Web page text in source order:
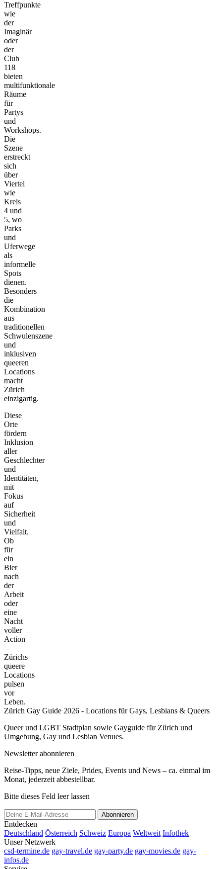
Treffpunkte
wie
der
Imaginär
oder
der
Club
118
bieten
multifunktionale
Räume
für
Partys
und
Workshops.
Die
Szene
erstreckt
sich
über
Viertel
wie
Kreis
4 und
5, wo
Parks
und
Uferwege
als
informelle
Spots
dienen.
Besonders
die
Kombination
aus
traditionellen
Schwulenszene
und
inklusiven
queeren
Locations
macht
Zürich
einzigartig.
Diese
Orte
fördern
Inklusion
aller
Geschlechter
und
Identitäten,
mit
Fokus
auf
Sicherheit
und
Vielfalt.
Ob
für
ein
Bier
nach
der
Arbeit
oder
eine
Nacht
voller
Action
–
Zürichs
queere
Locations
pulsen
vor
Leben.
Zürich Gay Guide 2026 - Locations für Gays, Lesbians & Queers
Queer und LGBT Stadtplan sowie Gayguide für Zürich und
Umgebung, Gay und Lesbian Venues.
Newsletter abonnieren
Reise-Tipps, neue Ziele, Prides, Events und News – ca. einmal im
Monat, jederzeit abbestellbar.
Bitte dieses Feld leer lassen
Abonnieren
Entdecken
Deutschland Österreich Schweiz Europa Weltweit Infothek
Unser Netzwerk
csd-termine.de gay-travel.de gay-party.de gay-movies.de gay-
infos.de